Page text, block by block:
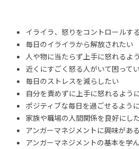
イライラ、怒りをコントロールす
毎日のイライラから解放されたい
人や物に当たらず上手に怒れるよ
近くにすごく怒る人がいて困って
毎日のストレスを減らしたい
自分を責めずに上手に怒れるよう
ポジティブな毎日を過ごせるよう
家族や職場の人間関係を良好にし
アンガーマネジメントに興味がある
アンガーマネジメントの基本を学